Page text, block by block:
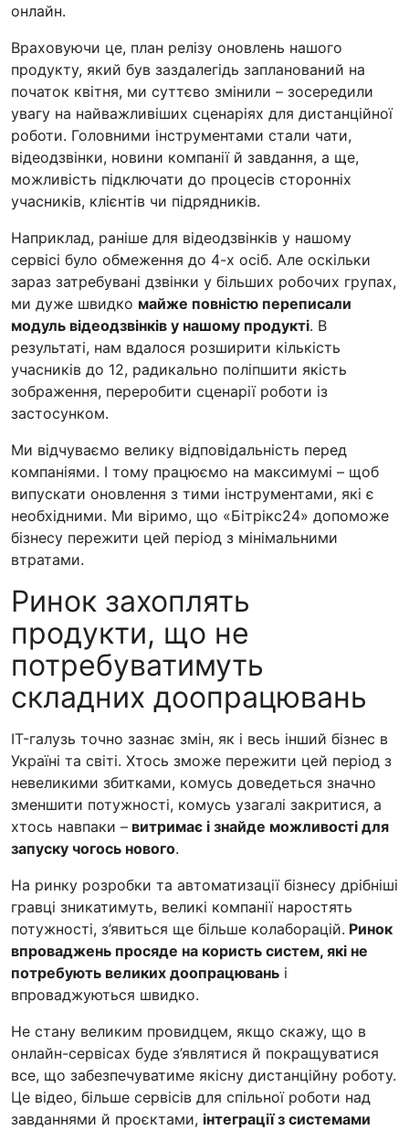
онлайн.
Враховуючи це, план релізу оновлень нашого
продукту, який був заздалегідь запланований на
початок квітня, ми суттєво змінили – зосередили
увагу на найважливіших сценаріях для дистанційної
роботи. Головними інструментами стали чати,
відеодзвінки, новини компанії й завдання, а ще,
можливість підключати до процесів сторонніх
учасників, клієнтів чи підрядників.
Наприклад, раніше для відеодзвінків у нашому
сервісі було обмеження до 4-х осіб. Але оскільки
зараз затребувані дзвінки у більших робочих групах,
ми дуже швидко майже повністю переписали
модуль відеодзвінків у нашому продукті. В
результаті, нам вдалося розширити кількість
учасників до 12, радикально поліпшити якість
зображення, переробити сценарії роботи із
застосунком.
Ми відчуваємо велику відповідальність перед
компаніями. І тому працюємо на максимумі – щоб
випускати оновлення з тими інструментами, які є
необхідними. Ми віримо, що «Бітрікс24» допоможе
бізнесу пережити цей період з мінімальними
втратами.
Ринок захоплять
продукти, що не
потребуватимуть
складних доопрацювань
IT-галузь точно зазнає змін, як і весь інший бізнес в
Україні та світі. Хтось зможе пережити цей період з
невеликими збитками, комусь доведеться значно
зменшити потужності, комусь узагалі закритися, а
хтось навпаки – витримає і знайде можливості для
запуску чогось нового.
На ринку розробки та автоматизації бізнесу дрібніші
гравці зникатимуть, великі компанії наростять
потужності, з’явиться ще більше колаборацій. Ринок
впроваджень просяде на користь систем, які не
потребують великих доопрацювань і
впроваджуються швидко.
Не стану великим провидцем, якщо скажу, що в
онлайн-сервісах буде з’являтися й покращуватися
все, що забезпечуватиме якісну дистанційну роботу.
Це відео, більше сервісів для спільної роботи над
завданнями й проєктами, інтеграції з системами